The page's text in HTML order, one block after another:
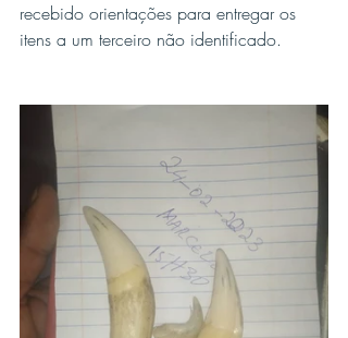
recebido orientações para entregar os
itens a um terceiro não identificado.